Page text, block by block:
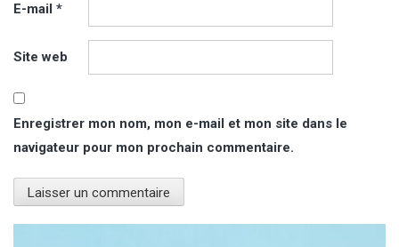
E-mail *
Site web
Enregistrer mon nom, mon e-mail et mon site dans le
navigateur pour mon prochain commentaire.